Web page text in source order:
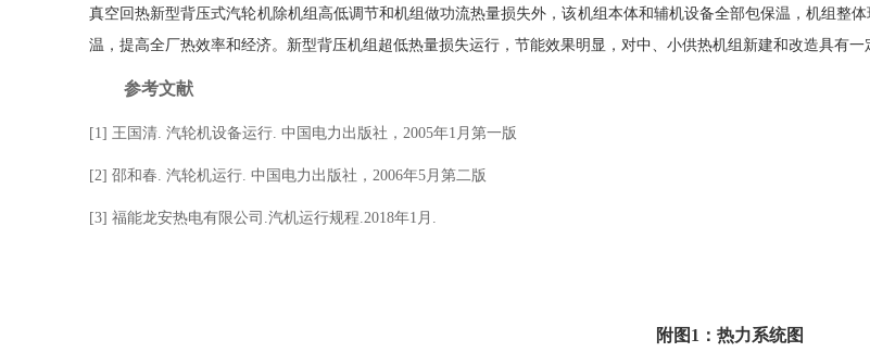
真空回热新型背压式汽轮机除机组高低调节和机组做功流热量损失外，该机组本体和辅机设备全部包保温，机组整
温，提高全厂热效率和经济。新型背压机组超低热量损失运行，节能效果明显，对中、小供热机组新建和改造具有一
参考文献
[1] 王国清 汽轮机设备运行 中国电力出版社， 2005年1 月第一版
[2] 邵和春 汽轮机运行 中国电力出版社， 2006年5 月第二版
[3] 福能龙安热电有限公司 汽机运行规程 .2018年1 月
附图1 ：热力系统图